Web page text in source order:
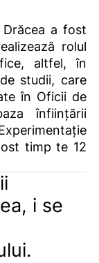
a fost
rolul
altfel, în
studii, care
în Oficii de
înființării
timp te 12
i se